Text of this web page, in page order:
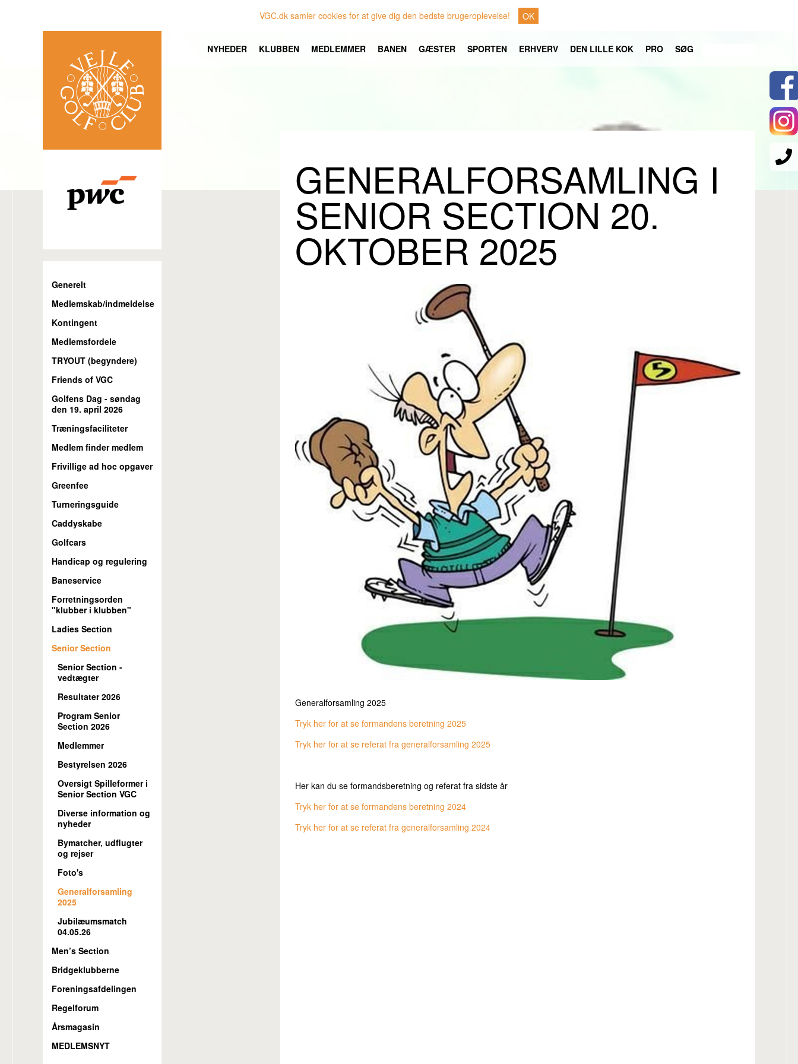
VGC.dk samler cookies for at give dig den bedste brugeroplevelse! OK
NYHEDER KLUBBEN MEDLEMMER BANEN GÆSTER SPORTEN ERHVERV DEN LILLE KOK PRO SØG
Generelt
Medlemskab/indmeldelse
Kontingent
Medlemsfordele
TRYOUT (begyndere)
Friends of VGC
Golfens Dag - søndag
den 19. april 2026
Træningsfaciliteter
Medlem finder medlem
Frivillige ad hoc opgaver
Greenfee
Turneringsguide
Caddyskabe
Golfcars
Handicap og regulering
Baneservice
Forretningsorden
"klubber i klubben"
Ladies Section
Senior Section
Senior Section -
vedtægter
Resultater 2026
Program Senior
Section 2026
Medlemmer
Bestyrelsen 2026
Oversigt Spilleformer i
Senior Section VGC
Diverse information og
nyheder
Bymatcher, udflugter
og rejser
Foto's
Generalforsamling
2025
Jubilæumsmatch
04.05.26
Men’s Section
Bridgeklubberne
Foreningsafdelingen
Regelforum
Årsmagasin
MEDLEMSNYT
GENERALFORSAMLING I
SENIOR SECTION 20.
OKTOBER 2025
Generalforsamling 2025
Tryk her for at se formandens beretning 2025
Tryk her for at se referat fra generalforsamling 2025
Her kan du se formandsberetning og referat fra sidste år
Tryk her for at se formandens beretning 2024
Tryk her for at se referat fra generalforsamling 2024